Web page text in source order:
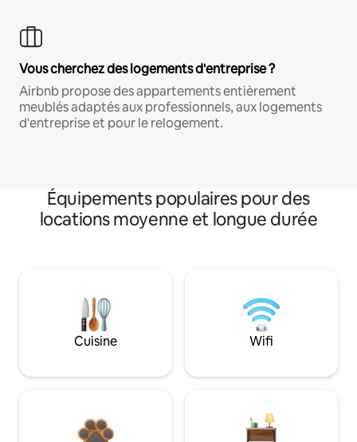
Vous cherchez des logements d'entreprise ?
Airbnb propose des appartements entièrement
meublés adaptés aux professionnels, aux logements
d'entreprise et pour le relogement.
Équipements populaires pour des
locations moyenne et longue durée
Cuisine Wifi